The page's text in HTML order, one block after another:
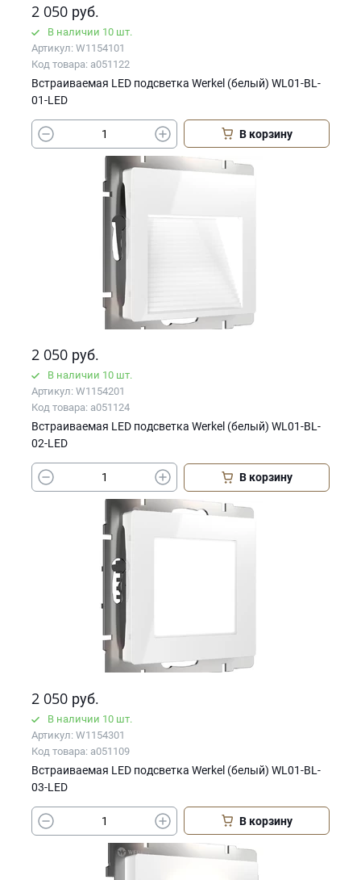
2 050 руб.
В наличии 10 шт.
Артикул: W1154101
Код товара: a051122
Встраиваемая LED подсветка Werkel (белый) WL01-BL-
01-LED
В корзину
2 050 руб.
В наличии 10 шт.
Артикул: W1154201
Код товара: a051124
Встраиваемая LED подсветка Werkel (белый) WL01-BL-
02-LED
В корзину
2 050 руб.
В наличии 10 шт.
Артикул: W1154301
Код товара: a051109
Встраиваемая LED подсветка Werkel (белый) WL01-BL-
03-LED
В корзину